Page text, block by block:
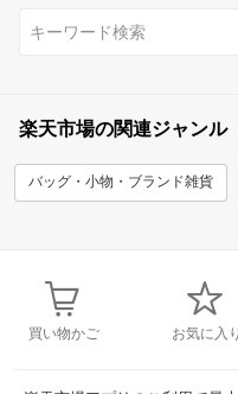
楽天市場の関連ジャンル
バッグ・小物・ブランド雑貨
買い物かご お気に入り